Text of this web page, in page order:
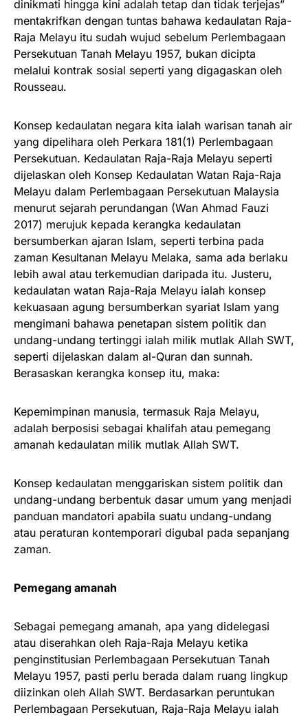
dinikmati hingga kini adalah tetap dan tidak terjejas”
mentakrifkan dengan tuntas bahawa kedaulatan Raja-
Raja Melayu itu sudah wujud sebelum Perlembagaan
Persekutuan Tanah Melayu 1957, bukan dicipta
melalui kontrak sosial seperti yang digagaskan oleh
Rousseau.
Konsep kedaulatan negara kita ialah warisan tanah air
yang dipelihara oleh Perkara 181(1) Perlembagaan
Persekutuan. Kedaulatan Raja-Raja Melayu seperti
dijelaskan oleh Konsep Kedaulatan Watan Raja-Raja
Melayu dalam Perlembagaan Persekutuan Malaysia
menurut sejarah perundangan (Wan Ahmad Fauzi
2017) merujuk kepada kerangka kedaulatan
bersumberkan ajaran Islam, seperti terbina pada
zaman Kesultanan Melayu Melaka, sama ada berlaku
lebih awal atau terkemudian daripada itu. Justeru,
kedaulatan watan Raja-Raja Melayu ialah konsep
kekuasaan agung bersumberkan syariat Islam yang
mengimani bahawa penetapan sistem politik dan
undang-undang tertinggi ialah milik mutlak Allah SWT,
seperti dijelaskan dalam al-Quran dan sunnah.
Berasaskan kerangka konsep itu, maka:
Kepemimpinan manusia, termasuk Raja Melayu,
adalah berposisi sebagai khalifah atau pemegang
amanah kedaulatan milik mutlak Allah SWT.
Konsep kedaulatan menggariskan sistem politik dan
undang-undang berbentuk dasar umum yang menjadi
panduan mandatori apabila suatu undang-undang
atau peraturan kontemporari digubal pada sepanjang
zaman.
Pemegang amanah
Sebagai pemegang amanah, apa yang didelegasi
atau diserahkan oleh Raja-Raja Melayu ketika
penginstitusian Perlembagaan Persekutuan Tanah
Melayu 1957, pasti perlu berada dalam ruang lingkup
diizinkan oleh Allah SWT. Berdasarkan peruntukan
Perlembagaan Persekutuan, Raja-Raja Melayu ialah